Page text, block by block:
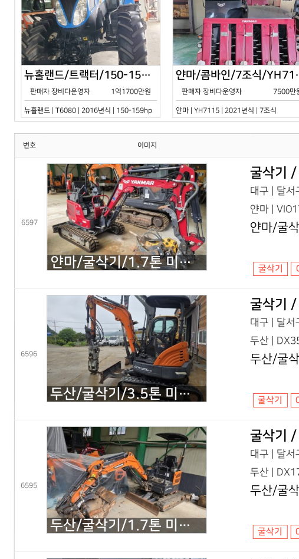
뉴홀랜드/트랙터/150-159hp/T6080/2016년식
판매자 장비다운영자 1억1700만원
뉴홀랜드 | T6080 | 2016년식 | 150-159hp
얀마/콤
판매자 장비다운영자 7500만
얀마 | YH7115 | 2021년식 | 7조식
번호 이미지
6597
얀마/굴삭기/1.7톤 미니굴삭기/VIO17(25년) 코,풀셋
굴삭기 /
대구 | 달서
얀마 |
얀마/굴
굴삭기
6596
두산/굴삭기/3.5톤 미니굴삭기/DX35Z 회전집게/2019년식
굴삭기 /
대구 | 달서
두산 |
두산/굴
굴삭기
6595
두산/굴삭기/1.7톤 미니굴삭기/DX17Z 코끼리/2021년식
굴삭기 /
대구 | 달서
두산 |
두산/굴
굴삭기